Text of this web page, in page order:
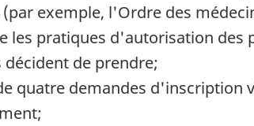
exemple, l'Ordre des
les pratiques d'autorisation
de prendre;
quatre demandes